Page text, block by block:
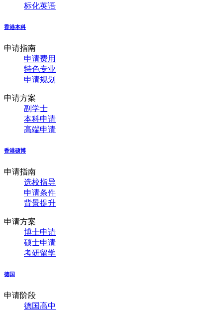
标化英语
香港本科
申请指南
申请费用
特色专业
申请规划
申请方案
副学士
本科申请
高端申请
香港硕博
申请指南
选校指导
申请条件
背景提升
申请方案
博士申请
硕士申请
考研留学
德国
申请阶段
德国高中